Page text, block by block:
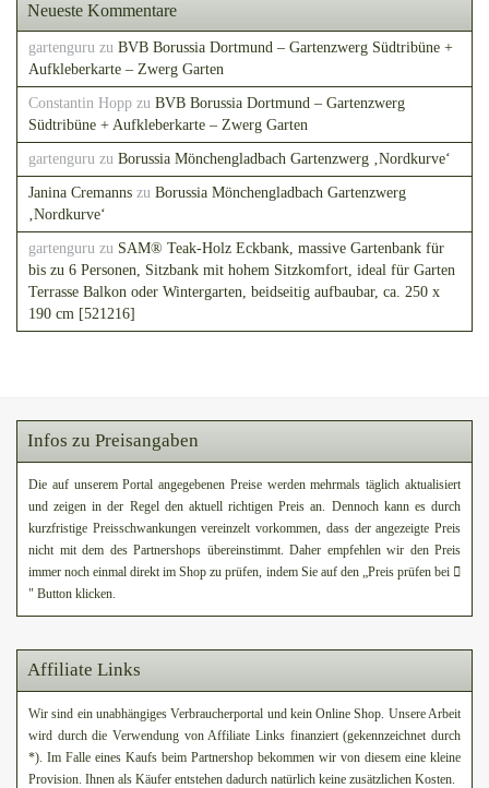
Neueste Kommentare
gartenguru zu BVB Borussia Dortmund – Gartenzwerg Südtribüne +
Aufkleberkarte – Zwerg Garten
Constantin Hopp zu BVB Borussia Dortmund – Gartenzwerg
Südtribüne + Aufkleberkarte – Zwerg Garten
gartenguru zu Borussia Mönchengladbach Gartenzwerg ‚Nordkurve‘
Janina Cremanns zu Borussia Mönchengladbach Gartenzwerg
‚Nordkurve‘
gartenguru zu SAM® Teak-Holz Eckbank, massive Gartenbank für
bis zu 6 Personen, Sitzbank mit hohem Sitzkomfort, ideal für Garten
Terrasse Balkon oder Wintergarten, beidseitig aufbaubar, ca. 250 x
190 cm [521216]
Infos zu Preisangaben
Die auf unserem Portal angegebenen Preise werden mehrmals täglich aktualisiert
und zeigen in der Regel den aktuell richtigen Preis an. Dennoch kann es durch
kurzfristige Preisschwankungen vereinzelt vorkommen, dass der angezeigte Preis
nicht mit dem des Partnershops übereinstimmt. Daher empfehlen wir den Preis
immer noch einmal direkt im Shop zu prüfen, indem Sie auf den „Preis prüfen bei
" Button klicken.
Affiliate Links
Wir sind ein unabhängiges Verbraucherportal und kein Online Shop. Unsere Arbeit
wird durch die Verwendung von Affiliate Links finanziert (gekennzeichnet durch
*). Im Falle eines Kaufs beim Partnershop bekommen wir von diesem eine kleine
Provision. Ihnen als Käufer entstehen dadurch natürlich keine zusätzlichen Kosten.